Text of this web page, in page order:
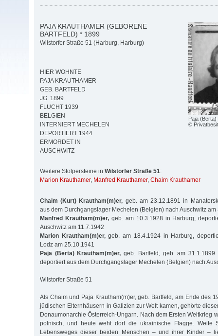
Paja
©
PAJA KRAUTHAMER (GEBORENE
BARTFELD) * 1899
Wilstorfer Straße 51 (Harburg, Harburg)
HIER WOHNTE
PAJA KRAUTHAMER
GEB. BARTFELD
JG. 1899
FLUCHT 1939
BELGIEN
INTERNIERT MECHELEN
DEPORTIERT 1944
ERMORDET IN
AUSCHWITZ
Weitere Stolpersteine in Wilstorfer Straße 51:
Marion Krauthamer, Manfred Krauthamer, Chaim Krauthamer
Chaim (Kurt) Krautham(m)er, geb. am 23.12.1891 in
aus dem Durchgangslager Mechelen (Belgien) nach Auschwitz am
Manfred Krautham(m)er,geb. am 10.3.1928 in Harburg,
Auschwitz am 11.7.1942
Marion Krautham(m)er,geb. am 18.4.1924 in Harburg,
Lodz am 25.10.1941
Paja (Berta) Krautham(m)er, geb. Bartfeld, geb. am 31.1.1899
deportiert aus dem Durchgangslager Mechelen (Belgien) nach
Wilstorfer Straße 51
Als Chaim und Paja Krautham(m)er, geb. Bartfeld, am Ende des
jüdischen Elternhäusern in Galizien zur Welt kamen, gehörte
Donaumonarchie Österreich-Ungarn. Nach dem Ersten Weltkrieg
polnisch, und heute weht dort die ukrainische Flagge. Weite
Lebensweges dieser beiden Menschen – und ihrer Kinder –